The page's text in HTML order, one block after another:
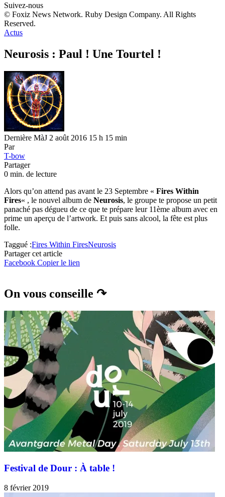
Suivez-nous
© Foxiz News Network. Ruby Design Company. All Rights
Reserved.
Actus
Neurosis : Paul ! Une Tourtel !
Dernière MàJ 2 août 2016 15 h 15 min
Par
T-bow
Partager
0 min. de lecture
Alors qu’on attend pas avant le 23 Septembre « Fires Within
Fires« , le nouvel album de Neurosis, le groupe te propose un petit
panaché pas dégueu de ce que te prépare leur 11ème album avec en
prime un aperçu de l’artwork. Et puis sans alcool, la fête est plus
folle.
Taggué :Fires Within FiresNeurosis
Partager cet article
Facebook Copier le lien
On vous conseille ↷
Festival de Dour : À table !
8 février 2019